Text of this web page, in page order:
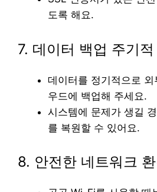
도록 해요.
7. 데이터 백업 주기적
데이터를 정기적으로
우드에 백업해 주세요.
시스템에 문제가 생길
를 복원할 수 있어요.
8. 안전한 네트워크